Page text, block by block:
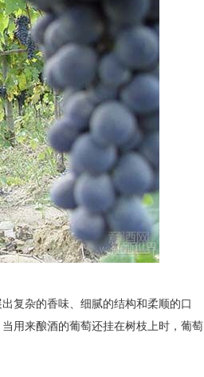
复杂的香味、细腻的结构和柔顺的口
用来酿酒的葡萄还挂在树枝上时，葡萄